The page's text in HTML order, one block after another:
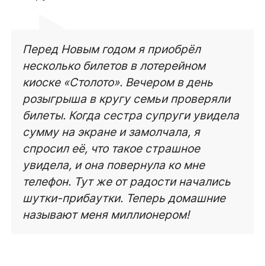
Перед Новым годом я приобрёл
несколько билетов в лотерейном
киоске «Столото». Вечером в день
розыгрыша в кругу семьи проверяли
билеты. Когда сестра супруги увидела
сумму на экране и замолчала, я
спросил её, что такое страшное
увидела, и она повернула ко мне
телефон. Тут же от радости начались
шутки-прибаутки. Теперь домашние
называют меня миллионером!